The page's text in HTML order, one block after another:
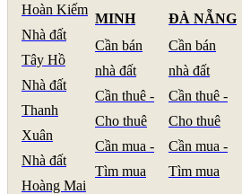
Hoàn Kiếm
Nhà đất
Tây Hồ
Nhà đất
Thanh
Xuân
Nhà đất
Hoàng Mai
MINH
Cần bán
nhà đất
Cần thuê -
Cho thuê
Cần mua -
Tìm mua
ĐÀ NẴNG
Cần bán
nhà đất
Cần thuê -
Cho thuê
Cần mua -
Tìm mua